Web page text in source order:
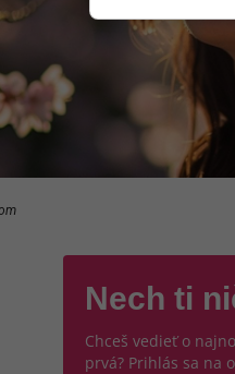
Nech ti
Chceš vedieť o
prvá? Prihlás sa na